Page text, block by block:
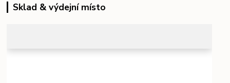
Sklad & výdejní místo